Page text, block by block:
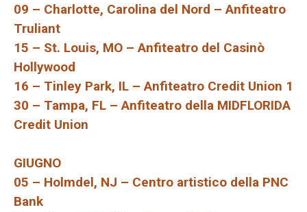
09 – Charlotte, Carolina del Nord – Anfiteatro
Truliant
15 – St. Louis, MO – Anfiteatro del Casinò
Hollywood
16 – Tinley Park, IL – Anfiteatro Credit Union 1
30 – Tampa, FL – Anfiteatro della MIDFLORIDA
Credit Union
GIUGNO
05 – Holmdel, NJ – Centro artistico della PNC
Bank